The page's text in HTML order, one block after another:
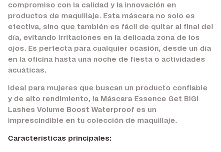
compromiso con la calidad y la innovación en
productos de maquillaje. Esta máscara no solo es
efectiva, sino que también es fácil de quitar al final del
día, evitando irritaciones en la delicada zona de los
ojos. Es perfecta para cualquier ocasión, desde un día
en la oficina hasta una noche de fiesta o actividades
acuáticas.
Ideal para mujeres que buscan un producto confiable
y de alto rendimiento, la Máscara Essence Get BIG!
Lashes Volume Boost Waterproof es un
imprescindible en tu colección de maquillaje.
Características principales: